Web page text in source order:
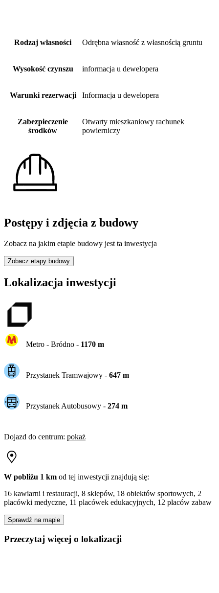
Rodzaj własności Odrębna własność z własnością gruntu
Wysokość czynszu informacja u dewelopera
Warunki rezerwacji Informacja u dewelopera
Zabezpieczenie
środków
Otwarty mieszkaniowy rachunek
powierniczy
Postępy i zdjęcia z budowy
Zobacz na jakim etapie budowy jest ta inwestycja
Zobacz etapy budowy
Lokalizacja inwestycji
Metro - Bródno- 1170m
Przystanek Tramwajowy - 647m
Przystanek Autobusowy - 274m
Dojazd do centrum: pokaż
W pobliżu 1 km od tej inwestycji znajdują się:
16 kawiarni i restauracji, 8 sklepów, 18 obiektów sportowych, 2
placówki medyczne, 11 placówek edukacyjnych, 12 placów zabaw
Sprawdź na mapie
Przeczytaj więcej o lokalizacji